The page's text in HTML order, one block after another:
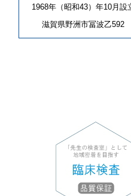
1968年（昭和43）年10月設
滋賀県野洲市冨波乙592